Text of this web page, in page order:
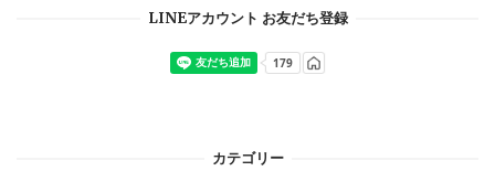
LINEアカウント お友だち登録
カテゴリー